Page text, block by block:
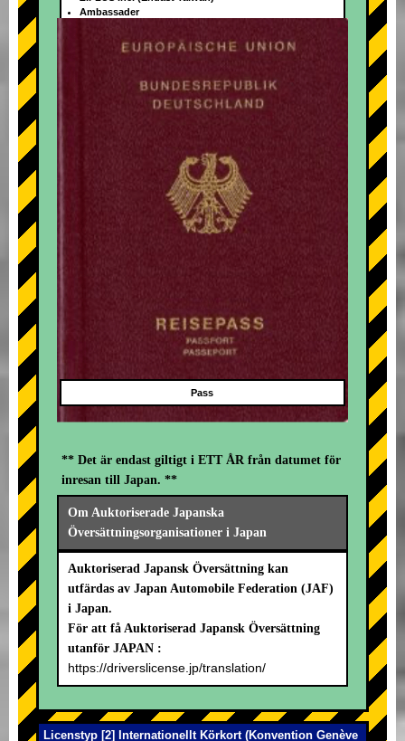
+
Ambassader
Pass
** Det är endast giltigt i ETT ÅR från datumet för
inresan till Japan. **
Om Auktoriserade Japanska
Översättningsorganisationer i Japan
Auktoriserad Japansk Översättning kan
utfärdas av Japan Automobile Federation (JAF)
i Japan.
För att få Auktoriserad Japansk Översättning
utanför JAPAN :
https://driverslicense.jp/translation/
Licenstyp [2] Internationellt Körkort (Konvention Genève